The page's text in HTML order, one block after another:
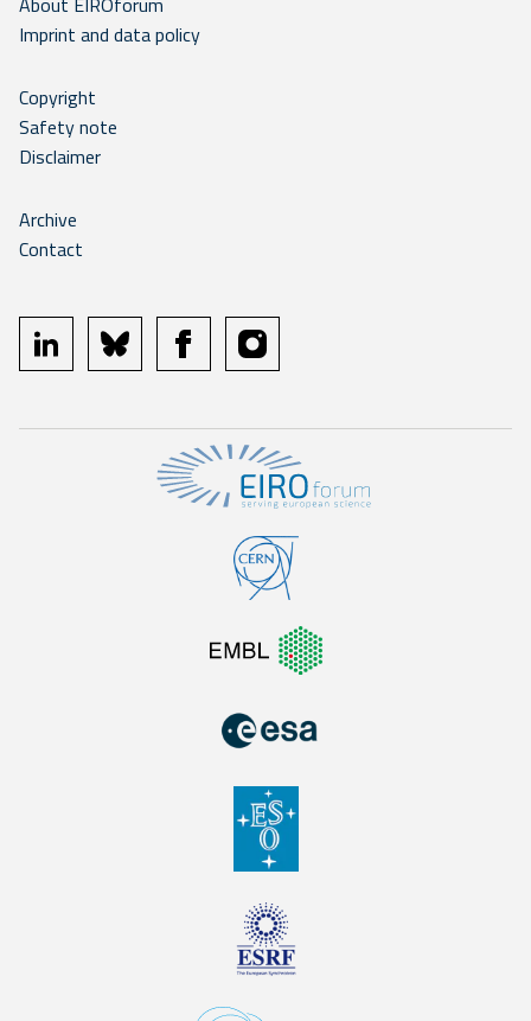
Imprint and data policy
Copyright
Safety note
Disclaimer
Archive
Contact
linkedin bluesky facebookinstagram